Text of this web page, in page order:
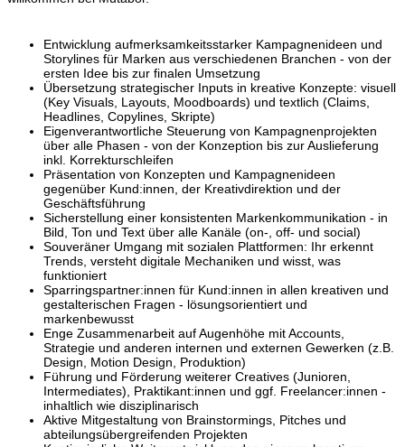
Entwicklung aufmerksamkeitsstarker Kampagnenideen und
Storylines für Marken aus verschiedenen Branchen - von der
ersten Idee bis zur finalen Umsetzung
Übersetzung strategischer Inputs in kreative Konzepte: visuell
(Key Visuals, Layouts, Moodboards) und textlich (Claims,
Headlines, Copylines, Skripte)
Eigenverantwortliche Steuerung von Kampagnenprojekten
über alle Phasen - von der Konzeption bis zur Auslieferung
inkl. Korrekturschleifen
Präsentation von Konzepten und Kampagnenideen
gegenüber Kund:innen, der Kreativdirektion und der
Geschäftsführung
Sicherstellung einer konsistenten Markenkommunikation - in
Bild, Ton und Text über alle Kanäle (on-, off- und social)
Souveräner Umgang mit sozialen Plattformen: Ihr erkennt
Trends, versteht digitale Mechaniken und wisst, was
funktioniert
Sparringspartner:innen für Kund:innen in allen kreativen und
gestalterischen Fragen - lösungsorientiert und
markenbewusst
Enge Zusammenarbeit auf Augenhöhe mit Accounts,
Strategie und anderen internen und externen Gewerken (z.B.
Design, Motion Design, Produktion)
Führung und Förderung weiterer Creatives (Junioren,
Intermediates), Praktikant:innen und ggf. Freelancer:innen -
inhaltlich wie disziplinarisch
Aktive Mitgestaltung von Brainstormings, Pitches und
abteilungsübergreifenden Projekten